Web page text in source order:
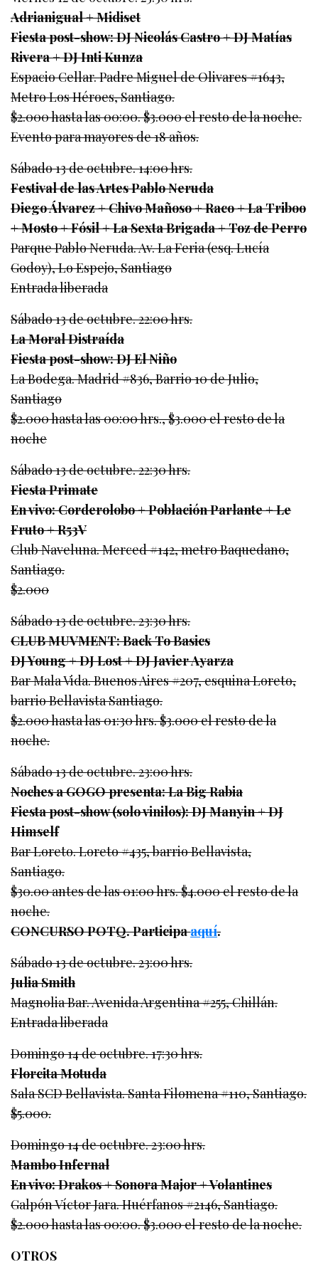
Adrianigual + Midiset
Fiesta post-show: DJ Nicolás Castro + DJ Matías
Rivera + DJ Inti Kunza
Espacio Cellar. Padre Miguel de Olivares #1643,
Metro Los Héroes, Santiago.
$2.000 hasta las 00:00. $3.000 el resto de la noche.
Evento para mayores de 18 años.
Sábado 13 de octubre. 14:00 hrs.
Festival de las Artes Pablo Neruda
Diego Álvarez + Chivo Mañoso + Raco + La Triboo
+ Mosto + Fósil + La Sexta Brigada + Toz de Perro
Parque Pablo Neruda. Av. La Feria (esq. Lucía
Godoy), Lo Espejo, Santiago
Entrada liberada
Sábado 13 de octubre. 22:00 hrs.
La Moral Distraída
Fiesta post-show: DJ El Niño
La Bodega. Madrid #836, Barrio 10 de Julio,
Santiago
$2.000 hasta las 00:00 hrs., $3.000 el resto de la
noche
Sábado 13 de octubre. 22:30 hrs.
Fiesta Primate
En vivo: Corderolobo + Población Parlante + Le
Fruto + R53V
Club Naveluna. Merced #142, metro Baquedano,
Santiago.
$2.000
Sábado 13 de octubre. 23:30 hrs.
CLUB MUVMENT: Back To Basics
DJ Young + DJ Lost + DJ Javier Ayarza
Bar Mala Vida. Buenos Aires #207, esquina Loreto,
barrio Bellavista Santiago.
$2.000 hasta las 01:30 hrs. $3.000 el resto de la
noche.
Sábado 13 de octubre. 23:00 hrs.
Noches a GOGO presenta: La Big Rabia
Fiesta post-show (solo vinilos): DJ Manyin + DJ
Himself
Bar Loreto. Loreto #435, barrio Bellavista,
Santiago.
$30.00 antes de las 01:00 hrs. $4.000 el resto de la
noche.
CONCURSO POTQ. Participaaquí.
Sábado 13 de octubre. 23:00 hrs.
Julia Smith
Magnolia Bar. Avenida Argentina #255, Chillán.
Entrada liberada
Domingo 14 de octubre. 17:30 hrs.
Florcita Motuda
Sala SCD Bellavista. Santa Filomena #110, Santiago.
$5.000.
Domingo 14 de octubre. 23:00 hrs.
Mambo Infernal
En vivo: Drakos + Sonora Major + Volantines
Galpón Víctor Jara. Huérfanos #2146, Santiago.
$2.000 hasta las 00:00. $3.000 el resto de la noche.
OTROS